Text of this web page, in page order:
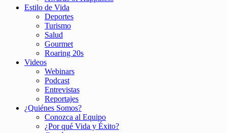
Estilo de Vida
Deportes
Turismo
Salud
Gourmet
Roaring 20s
Videos
Webinars
Podcast
Entrevistas
Reportajes
¿Quiénes Somos?
Conozca al Equipo
¿Por qué Vida y Éxito?